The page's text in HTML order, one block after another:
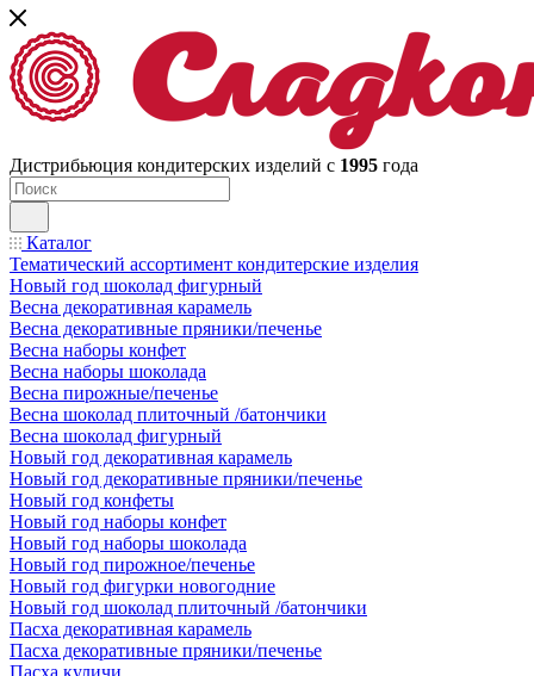
Дистрибьюция кондитерских изделий с 1995 года
Каталог
Тематический ассортимент кондитерские изделия
Новый год шоколад фигурный
Весна декоративная карамель
Весна декоративные пряники/печенье
Весна наборы конфет
Весна наборы шоколада
Весна пирожные/печенье
Весна шоколад плиточный /батончики
Весна шоколад фигурный
Новый год декоративная карамель
Новый год декоративные пряники/печенье
Новый год конфеты
Новый год наборы конфет
Новый год наборы шоколада
Новый год пирожное/печенье
Новый год фигурки новогодние
Новый год шоколад плиточный /батончики
Пасха декоративная карамель
Пасха декоративные пряники/печенье
Пасха куличи